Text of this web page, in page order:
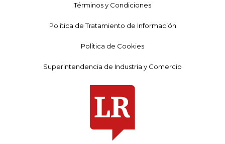
Términos y Condiciones
Política de Tratamiento de Información
Política de Cookies
Superintendencia de Industria y Comercio